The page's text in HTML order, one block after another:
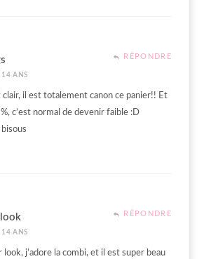
14 ANS
RÉPONDRE
clair, il est totalement canon ce panier!! Et
c’est normal de devenir faible :D
14 ANS
RÉPONDRE
look, j’adore la combi, et il est super beau